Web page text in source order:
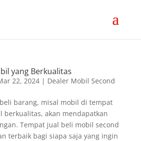
yang Berkualitas
22, 2024| Dealer Mobil Second
barang, misal mobil di tempat
berkualitas, akan mendapatkan
Tempat jual beli mobil second
terbaik bagi siapa saja yang ingin